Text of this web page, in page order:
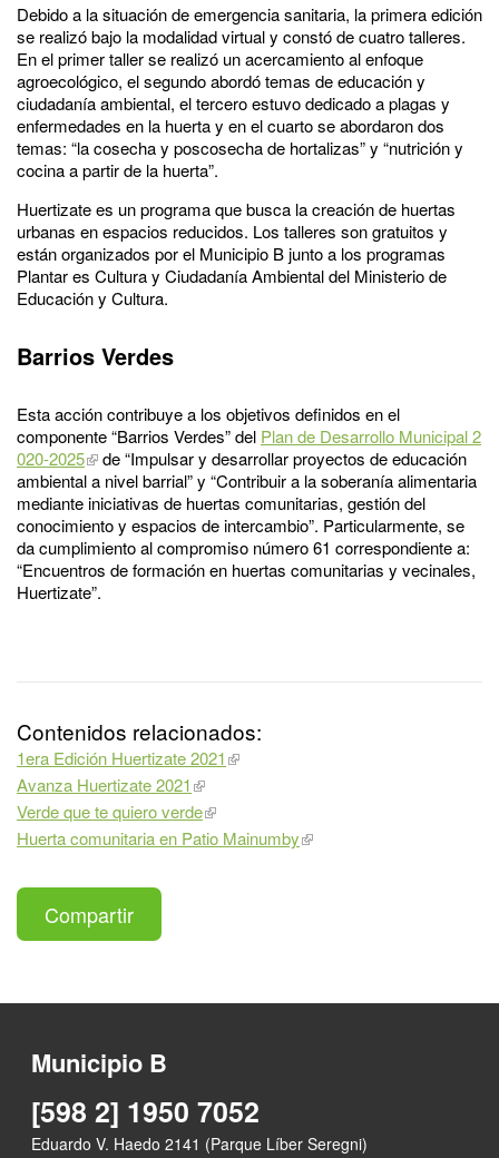
Debido a la situación de emergencia sanitaria, la primera edición
se realizó bajo la modalidad virtual y constó de cuatro talleres.
En el primer taller se realizó un acercamiento al enfoque
agroecológico, el segundo abordó temas de educación y
ciudadanía ambiental, el tercero estuvo dedicado a plagas y
enfermedades en la huerta y en el cuarto se abordaron dos
temas: “la cosecha y poscosecha de hortalizas” y “nutrición y
cocina a partir de la huerta”.
Huertizate es un programa que busca la creación de huertas
urbanas en espacios reducidos. Los talleres son gratuitos y
están organizados por el Municipio B junto a los programas
Plantar es Cultura y Ciudadanía Ambiental del Ministerio de
Educación y Cultura.
Barrios Verdes
Esta acción contribuye a los objetivos definidos en el
componente “Barrios Verdes” del Plan de Desarrollo Municipal 2
020-2025
de “Impulsar y desarrollar proyectos de educación
ambiental a nivel barrial” y “Contribuir a la soberanía alimentaria
mediante iniciativas de huertas comunitarias, gestión del
conocimiento y espacios de intercambio”. Particularmente, se
da cumplimiento al compromiso número 61 correspondiente a:
“Encuentros de formación en huertas comunitarias y vecinales,
Huertizate”.
Contenidos relacionados:
1era Edición Huertizate 2021
Avanza Huertizate 2021
Verde que te quiero verde
Huerta comunitaria en Patio Mainumby
Compartir
Municipio B
[598 2] 1950 7052
Eduardo V. Haedo 2141 (Parque Líber Seregni)